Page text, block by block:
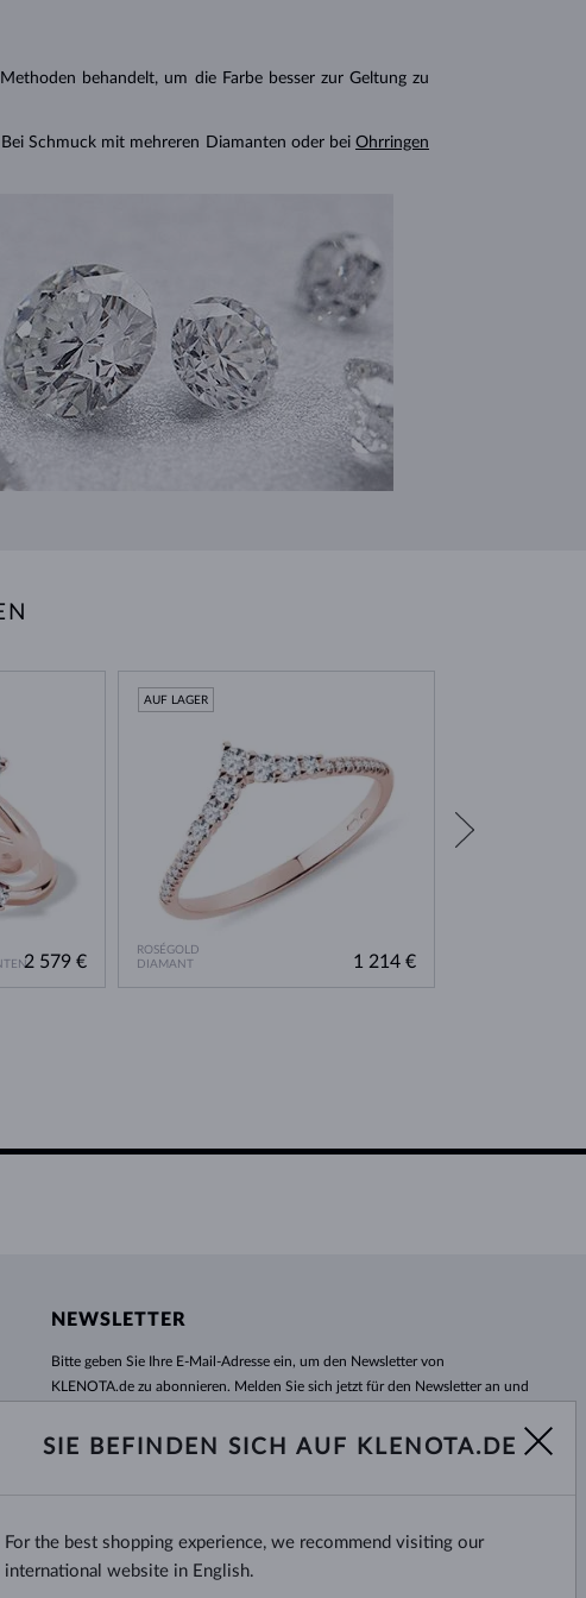
behandelt, um die Farbe besser zur Geltung zu
Schmuck mit mehreren Diamanten oder bei Ohrringen
2 579 €
ROSÉGOLD
DIAMANT
AUF LAGER
1 214 €
NEWSLETTER
Bitte geben Sie Ihre E-Mail-Adresse ein, um den Newsletter von
KLENOTA.de zu abonnieren. Melden Sie sich jetzt für den Newsletter an und
kein Sonderangebot mehr!
Ja, ich möchte interessanteNeuigkeiten per E-Mail erhalten.
SIE BEFINDEN SICH AUF KLENOTA.DE
For the best shopping experience, we recommend visiting our
international website in English.